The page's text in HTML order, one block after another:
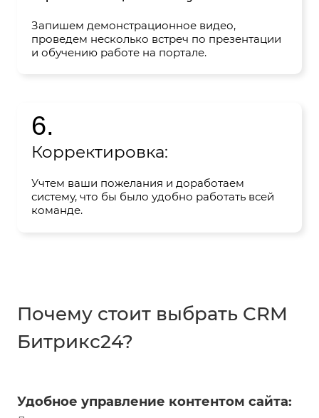
Запишем демонстрационное видео,
проведем несколько встреч по презентации
и обучению работе на портале.
6.
Корректировка:
Учтем ваши пожелания и доработаем
систему, что бы было удобно работать всей
команде.
Почему стоит выбрать CRM
Битрикс24?
Удобное управление контентом сайта: